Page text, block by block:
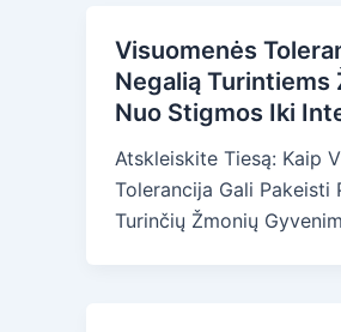
Visuomenės
Negalią Turintiems
Nuo Stigmos Iki
Atskleiskite Tiesą: Kaip
Tolerancija Gali Pakeisti
Turinčių Žmonių